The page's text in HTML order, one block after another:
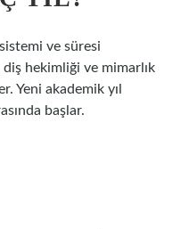
ve süresi
diş hekimliği ve mimarlık
Yeni akademik yıl
başlar.